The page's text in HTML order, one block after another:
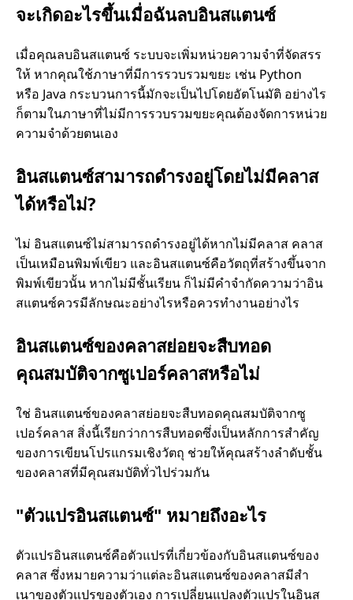
จะเกิดอะไรขึ้นเมื่อฉันลบอินสแตนซ์
เมื่อคุณลบอินสแตนซ์ ระบบจะเพิ่มหน่วยความจําที่จัดสรร
ให้ หากคุณใช้ภาษาที่มีการรวบรวมขยะ เช่น Python
หรือ Java กระบวนการนี้มักจะเป็นไปโดยอัตโนมัติ อย่างไร
ก็ตามในภาษาที่ไม่มีการรวบรวมขยะคุณต้องจัดการหน่วย
ความจําด้วยตนเอง
อินสแตนซ์สามารถดํารงอยู่โดยไม่มีคลาส
ได้หรือไม่?
ไม่ อินสแตนซ์ไม่สามารถดํารงอยู่ได้หากไม่มีคลาส คลาส
เป็นเหมือนพิมพ์เขียว และอินสแตนซ์คือวัตถุที่สร้างขึ้นจาก
พิมพ์เขียวนั้น หากไม่มีชั้นเรียน ก็ไม่มีคําจํากัดความว่าอิน
สแตนซ์ควรมีลักษณะอย่างไรหรือควรทํางานอย่างไร
อินสแตนซ์ของคลาสย่อยจะสืบทอด
คุณสมบัติจากซูเปอร์คลาสหรือไม่
ใช่ อินสแตนซ์ของคลาสย่อยจะสืบทอดคุณสมบัติจากซู
เปอร์คลาส สิ่งนี้เรียกว่าการสืบทอดซึ่งเป็นหลักการสําคัญ
ของการเขียนโปรแกรมเชิงวัตถุ ช่วยให้คุณสร้างลําดับชั้น
ของคลาสที่มีคุณสมบัติทั่วไปร่วมกัน
"ตัวแปรอินสแตนซ์" หมายถึงอะไร
ตัวแปรอินสแตนซ์คือตัวแปรที่เกี่ยวข้องกับอินสแตนซ์ของ
คลาส ซึ่งหมายความว่าแต่ละอินสแตนซ์ของคลาสมีสํา
เนาของตัวแปรของตัวเอง การเปลี่ยนแปลงตัวแปรในอินส